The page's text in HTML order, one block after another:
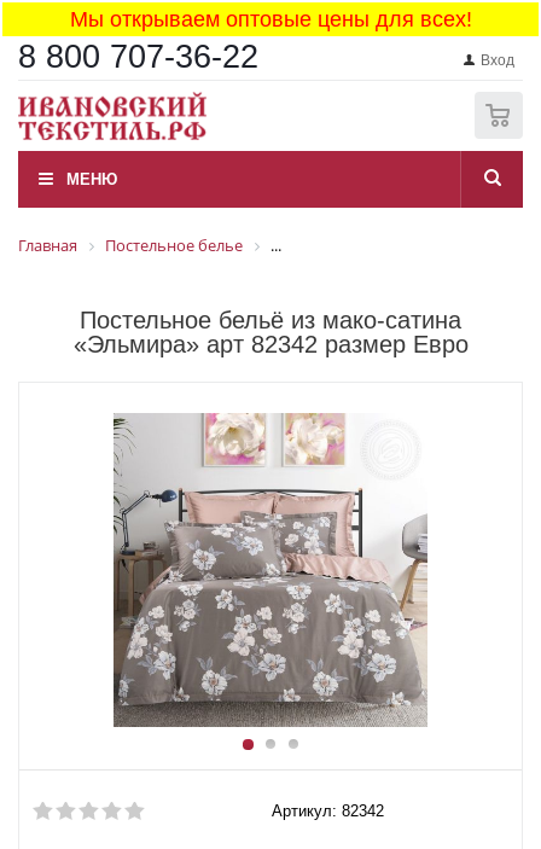
Мы открываем оптовые цены для всех!
8 800 707-36-22 Вход
МЕНЮ
Главная Постельное белье ...
Постельное бельё из мако-сатина
«Эльмира» арт 82342 размер Евро
Артикул: 82342